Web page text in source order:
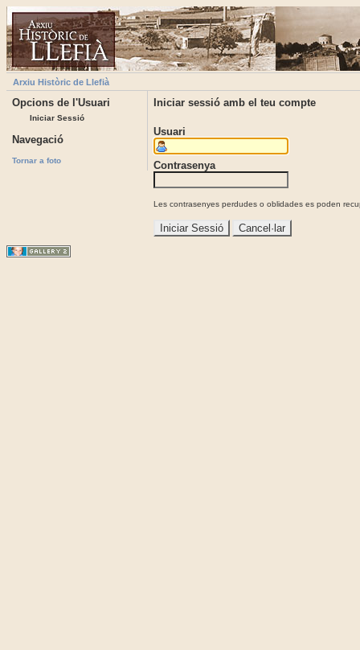
Arxiu Històric de Llefià
Opcions de l'Usuari
Iniciar Sessió
Navegació
Tornar a foto
Iniciar sessió amb el teu compte
Usuari
Contrasenya
Les contrasenyes perdudes o oblidades es poden